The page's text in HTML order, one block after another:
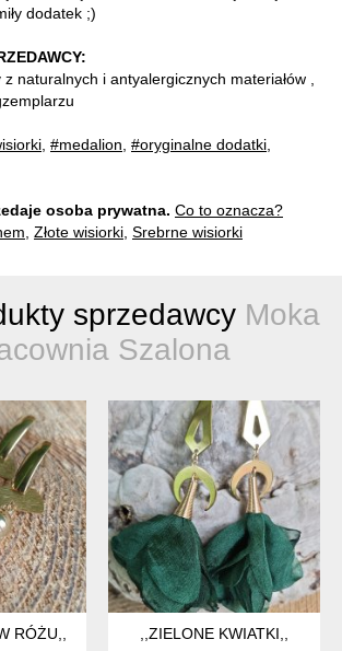
dodatek ;)
naturalnych i antyalergicznych materiałów ,
#medalion #oryginalne dodatki
osoba prywatna. Co to oznacza?
Złote wisiorki Srebrne wisiorki
sprzedawcy Moka
Szalona
RÓŻU,,
,,ZIELONE KWIATKI,,